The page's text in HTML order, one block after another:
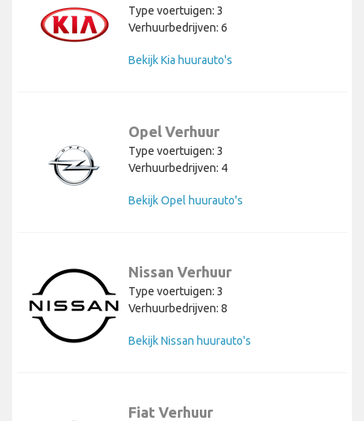
Type voertuigen: 3
Verhuurbedrijven: 6
Bekijk Kia huurauto's
Opel Verhuur
Type voertuigen: 3
Verhuurbedrijven: 4
Bekijk Opel huurauto's
Nissan Verhuur
Type voertuigen: 3
Verhuurbedrijven: 8
Bekijk Nissan huurauto's
Fiat Verhuur